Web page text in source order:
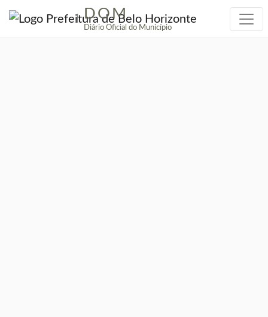
| DOM
Diário Oficial do Município